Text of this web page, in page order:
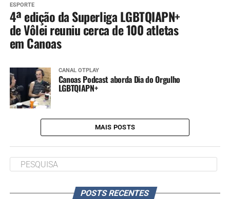
ESPORTE
4ª edição da Superliga LGBTQIAPN+
de Vôlei reuniu cerca de 100 atletas
em Canoas
CANAL OTPLAY
Canoas Podcast aborda Dia do Orgulho
LGBTQIAPN+
MAIS POSTS
POSTS RECENTES